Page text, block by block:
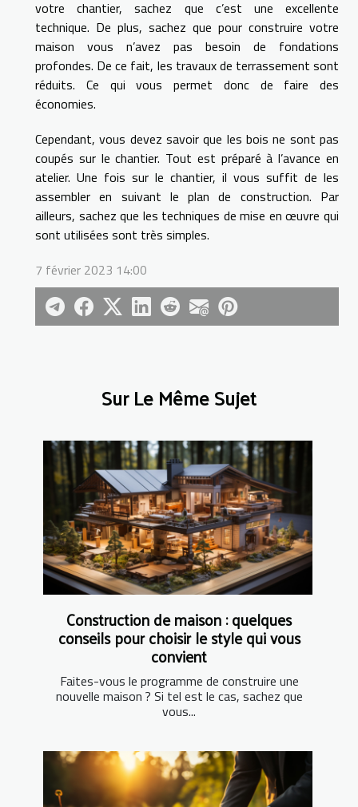
Sur Le Même Sujet
Construction de maison : quelques
conseils pour choisir le style qui vous
convient
Faites-vous le programme de construire une
nouvelle maison ? Si tel est le cas, sachez que
vous...
votre chantier, sachez que c’est une excellente
technique. De plus, sachez que pour construire votre
maison vous n’avez pas besoin de fondations
profondes. De ce fait, les travaux de terrassement sont
réduits. Ce qui vous permet donc de faire des
économies.
Cependant, vous devez savoir que les bois ne sont pas
coupés sur le chantier. Tout est préparé à l’avance en
atelier. Une fois sur le chantier, il vous suffit de les
assembler en suivant le plan de construction. Par
ailleurs, sachez que les techniques de mise en œuvre qui
sont utilisées sont très simples.
7 février 2023 14:00